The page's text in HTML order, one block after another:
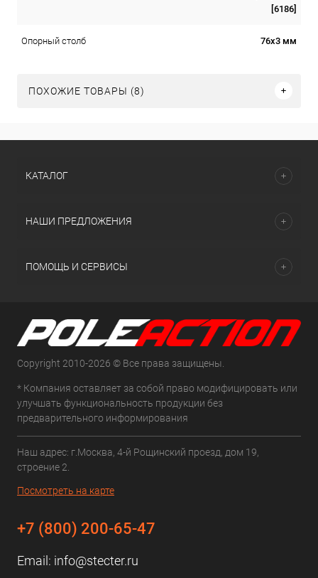
[6186]
Опорный столб 76х3 мм
ПОХОЖИЕ ТОВАРЫ (8)
КАТАЛОГ
НАШИ ПРЕДЛОЖЕНИЯ
ПОМОЩЬ И СЕРВИСЫ
Copyright 2010-2026 © Все права защищены.
* Компания оставляет за собой право модифицировать или
улучшать функциональность продукции без
предварительного информирования
Наш адрес: г.Москва, 4-й Рощинский проезд, дом 19,
строение 2.
Посмотреть на карте
+7 (800) 200-65-47
Email: info@stecter.ru